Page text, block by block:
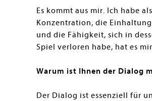
Es kommt aus mir. Ich habe
Konzentration, die
und die Fähigkeit, sich in
Spiel verloren habe, hat es
Warum ist Ihnen der Dialog
Der Dialog ist essenziell für